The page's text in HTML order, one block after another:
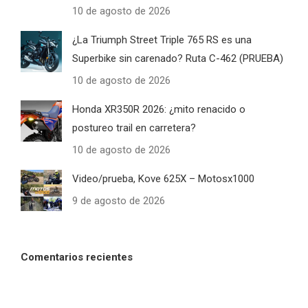
10 de agosto de 2026
¿La Triumph Street Triple 765 RS es una
Superbike sin carenado? Ruta C-462 (PRUEBA)
10 de agosto de 2026
Honda XR350R 2026: ¿mito renacido o
postureo trail en carretera?
10 de agosto de 2026
Video/prueba, Kove 625X – Motosx1000
9 de agosto de 2026
Comentarios recientes